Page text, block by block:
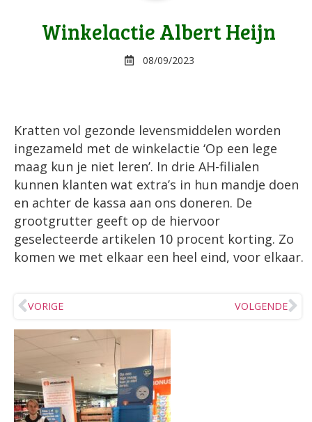
Winkelactie Albert Heijn
08/09/2023
Kratten vol gezonde levensmiddelen worden
ingezameld met de winkelactie ‘Op een lege
maag kun je niet leren’. In drie AH-filialen
kunnen klanten wat extra’s in hun mandje doen
en achter de kassa aan ons doneren. De
grootgrutter geeft op de hiervoor
geselecteerde artikelen 10 procent korting. Zo
komen we met elkaar een heel eind, voor elkaar.
VORIGE VOLGENDE